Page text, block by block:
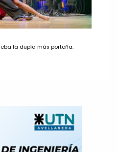
la dupla más porteña: